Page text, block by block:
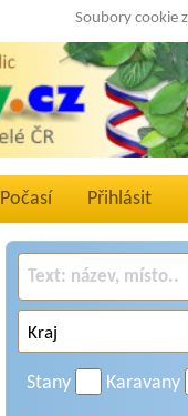
Soubory cookie
Počasí Přihlásit
Stany Karavany